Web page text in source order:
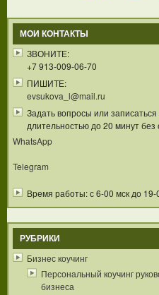
МОИ КОНТАКТЫ
ЗВОНИТЕ:
+7 913-009-06-70
ПИШИТЕ:
evsukova_l@mail.ru
Задать вопросы или
длительностью до 20 минут
WhatsApp
Telegram
Время работы: с 6-00 мск до 19-
РУБРИКИ
Бизнес коучинг
Персональный коучинг
бизнеса